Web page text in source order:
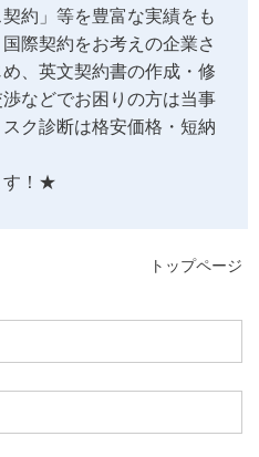
約」等を豊富な実績をも
際契約をお考えの企業さ
、英文契約書の作成・修
などでお困りの方は当事
ク診断は格安価格・短納
す！★
トップページ